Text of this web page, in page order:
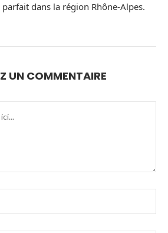
dans la région Rhône-Alpes.
UN COMMENTAIRE